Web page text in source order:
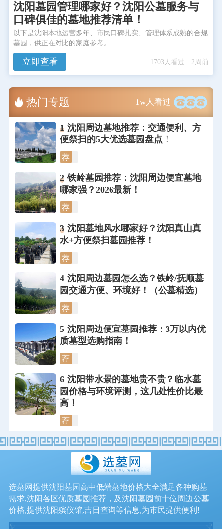
沈阳墓园管理哪家好？沈阳公墓服务与
口碑俱佳的墓地推荐清单！
以下是沈阳本地运营多年、市民口碑扎实、管理体系成熟的合规
墓园，供正在对比的家庭参考。
立即查看 1703人看过 · 2周前
热门专题 1w人看过
1 沈阳周边墓地推荐：交通便利、方
便祭扫的5大优选墓园盘点！
荐
2 铁岭墓园推荐：沈阳周边便宜墓地
哪家强？2026最新！
荐
3 沈阳墓地风水哪家好？沈阳真山真
水+方便祭扫墓园推荐！
荐
4 沈阳周边墓园怎么选？铁岭/抚顺墓
园交通方便、环境好！（公墓精选）
荐
5 沈阳周边便宜墓园推荐：3万以内优
质墓型选购指南！
荐
6 沈阳带水景的墓地贵不贵？临水墓
园价格与环境评测，这几处性价比最
高！
荐
选墓网提供沈阳墓园高中低端墓地价格大全满足各种购墓
需求,沈阳各区优质墓园推荐，及沈阳墓园前十位周边公墓
价格,提供沈阳殡仪馆,吉日查询等信息,为市民提供便利!